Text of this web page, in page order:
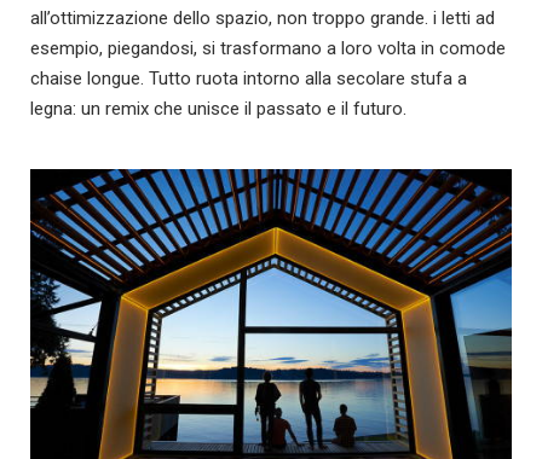
all’ottimizzazione dello spazio, non troppo grande. i letti ad
esempio, piegandosi, si trasformano a loro volta in comode
chaise longue. Tutto ruota intorno alla secolare stufa a
legna: un remix che unisce il passato e il futuro.